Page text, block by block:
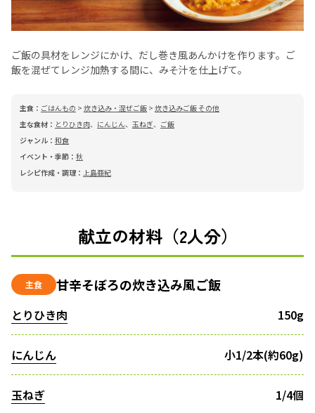
ご飯の具材をレンジにかけ、だし巻き風あんかけを作ります。ご
飯を混ぜてレンジ加熱する間に、みそ汁を仕上げて。
主食： ごはんもの > 炊き込み・混ぜご飯 > 炊き込みご飯 その他
主な食材： とりひき肉、 にんじん、 玉ねぎ、 ご飯
ジャンル： 和食
イベント・季節： 秋
レシピ作成・調理： 上島亜紀
献立の材料（2人分）
主食 甘辛そぼろの炊き込み風ご飯
とりひき肉 150g
にんじん 小1/2本(約60g)
玉ねぎ 1/4個